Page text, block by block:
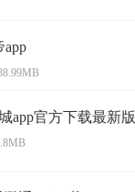
app
app官方下载最新版